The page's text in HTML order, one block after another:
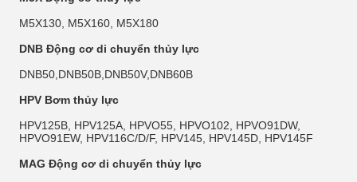
M5X130, M5X160, M5X180
DNB Động cơ di chuyển thủy lực
DNB50,DNB50B,DNB50V,DNB60B
HPV Bơm thủy lực
HPV125B, HPV125A, HPVO55, HPVO102, HPVO91DW,
HPVO91EW, HPV116C/D/F, HPV145, HPV145D, HPV145F
MAG Động cơ di chuyển thủy lực